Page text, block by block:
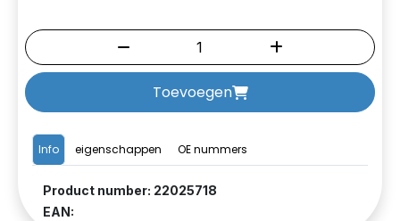
Info eigenschappen OE nummers
Product number: 22025718
EAN:
Toevoegen